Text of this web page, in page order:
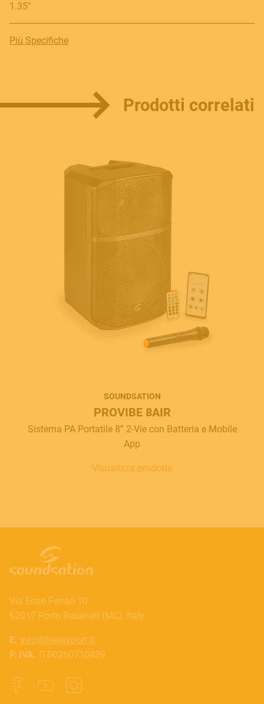
1.35"
Più Specifiche
Prodotti correlati
SOUNDSATION
PROVIBE 8AIR
Sistema PA Portatile 8” 2-Vie con Batteria e Mobile
App
Visualizza prodotto
Via Enzo Ferrari 10
62017 Porto Recanati (MC), Italy
E. info@frenexport.it
P. IVA. IT00260710439